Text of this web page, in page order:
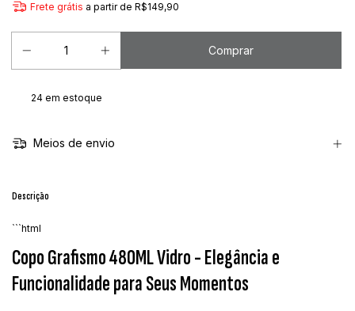
Frete grátis a partir de R$149,90
24em estoque
Meios de envio
Descrição
```html
Copo Grafismo 480ML Vidro - Elegância e
Funcionalidade para Seus Momentos